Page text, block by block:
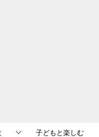
子どもと楽しむ